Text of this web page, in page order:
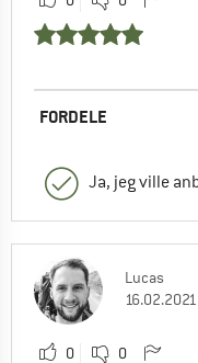
FORDELE
Ja, jeg ville
Lucas
16.02.2021
0 0